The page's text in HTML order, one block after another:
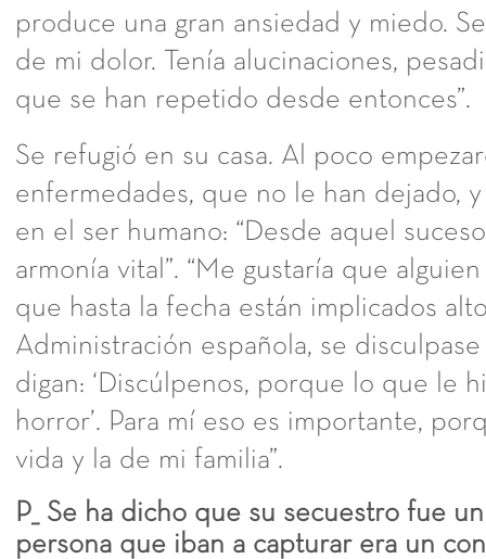
produce una gran ansiedad y miedo.
de mi dolor. Tenía alucinaciones,
que se han repetido desde entonces”.
Se refugió en su casa. Al poco
enfermedades, que no le han dejado,
en el ser humano: “Desde aquel
armonía vital”. “Me gustaría que
que hasta la fecha están implicados
Administración española, se
digan: ‘Discúlpenos, porque lo que le
horror’. Para mí eso es importante,
vida y la de mi familia”.
P_ Se ha dicho que su secuestro fue
persona que iban a capturar era un